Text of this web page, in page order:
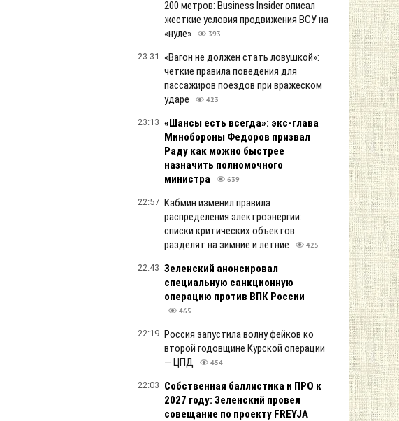
200 метров: Business Insider описал
жесткие условия продвижения ВСУ на
«нуле»
393
23:31
«Вагон не должен стать ловушкой»:
четкие правила поведения для
пассажиров поездов при вражеском
ударе
423
23:13 «Шансы есть всегда»: экс-глава
Минобороны Федоров призвал
Раду как можно быстрее
назначить полномочного
министра
639
22:57 Кабмин изменил правила
распределения электроэнергии:
списки критических объектов
разделят на зимние и летние
425
22:43 Зеленский анонсировал
специальную санкционную
операцию против ВПК России
465
22:19 Россия запустила волну фейков ко
второй годовщине Курской операции
— ЦПД
454
22:03 Собственная баллистика и ПРО к
2027 году: Зеленский провел
совещание по проекту FREYJA